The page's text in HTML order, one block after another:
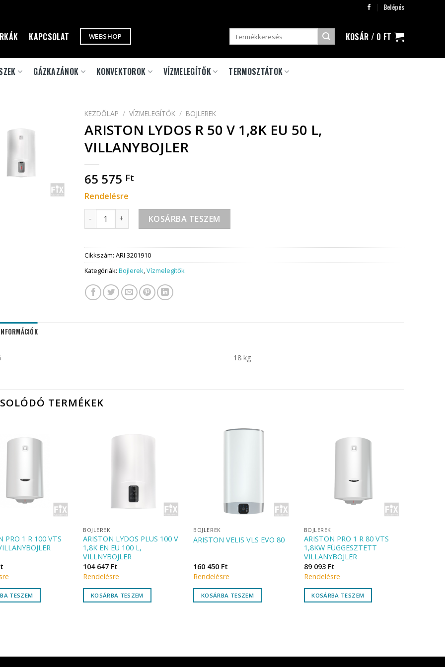
Belépés
KAPCSOLAT WEBSHOP KOSÁR / 0 FT
GÁZKAZÁNOK KONVEKTOROK VÍZMELEGÍTŐK TERMOSZTÁTOK
KEZDŐLAP / VÍZMELEGÍTŐK / BOJLEREK
ARISTON LYDOS R 50 V 1,8K EU 50 L,
VILLANYBOJLER
65 575 Ft
Rendelésre
ARISTON LYDOS R 50 V 1,8K EU 50 L, VILLANYBOJLER mennyiség
KOSÁRBA TESZEM
Cikkszám: ARI 3201910
Kategóriák: Bojlerek,Vízmelegítők
18 kg
TERMÉKEK
PRO 1 R 100 VTS
TESZEM
BOJLEREK
ARISTON LYDOS PLUS 100 V
1,8K EN EU 100 L,
VILLNYBOJLER
104 647 Ft
Rendelésre
KOSÁRBA TESZEM
BOJLEREK
ARISTON VELIS VLS EVO 80
160 450 Ft
Rendelésre
KOSÁRBA TESZEM
BOJLEREK
ARISTON PRO 1 R 80 VTS
1,8KW FÜGGESZTETT
VILLANYBOJLER
89 093 Ft
Rendelésre
KOSÁRBA TESZEM